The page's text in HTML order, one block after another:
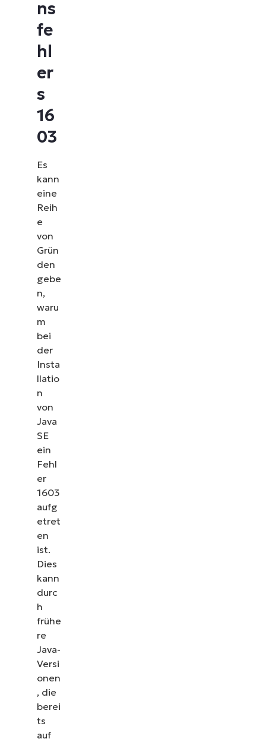
ns
fe
hl
er
s
16
03
Es
kann
eine
Reih
e
von
Grün
den
gebe
n,
waru
m
bei
der
Insta
llatio
n
von
Java
SE
ein
Fehl
er
1603
aufg
etret
en
ist.
Dies
kann
durc
h
frühe
re
Java-
Versi
onen
, die
berei
ts
auf